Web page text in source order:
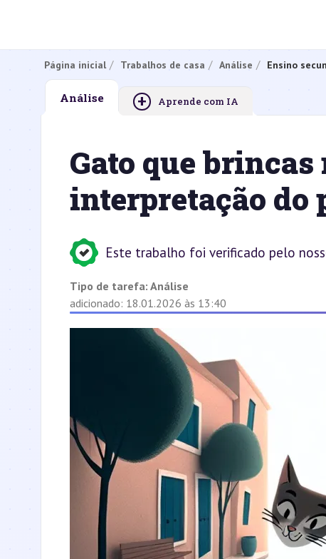
Página inicial Trabalhos de casa Análise Ensino
Análise + Aprende com IA
Gato que
interpretação do
Este trabalho foi verificado pelo
Tipo de tarefa: Análise
adicionado: 18.01.2026 às 13:40